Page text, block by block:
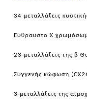
34 μεταλλάξεις
Εύθραυστο Χ
23 μεταλλάξεις της β
Συγγενής κώφωση (CX
3 μεταλλάξεις της